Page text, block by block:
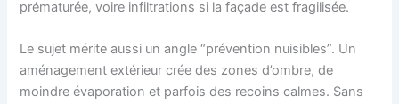
prématurée, voire infiltrations si la façade est fragilisée.
Le sujet mérite aussi un angle “prévention nuisibles”. Un
aménagement extérieur crée des zones d’ombre, de
moindre évaporation et parfois des recoins calmes. Sans